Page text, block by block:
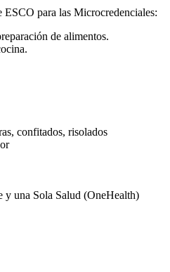
para las Microcredenciales:
de alimentos.
confitados, risolados
y una Sola Salud (OneHealth)